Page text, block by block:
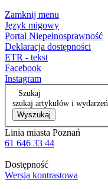
Zamknij menu
Język migowy
Portal Niepełnosprawność
Deklaracja dostępności
ETR - tekst
Facebook
Instagram
Szukaj
szukaj artykułów i wydarzeń
Wyszukaj
Linia miasta Poznań
61 646 33 44
Dostępność
Wersja kontrastowa